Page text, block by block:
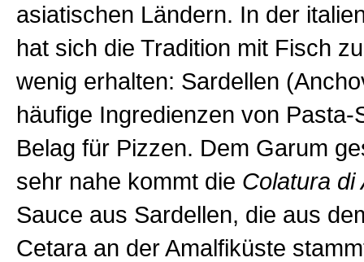
asiatischen Ländern. In der
hat sich die Tradition mit Fisch
wenig erhalten: Sardellen
häufige Ingredienzen von Pasta-
Belag für Pizzen. Dem Garum
sehr nahe kommt die Colatura di
Sauce aus Sardellen, die aus
Cetara an der Amalfiküste